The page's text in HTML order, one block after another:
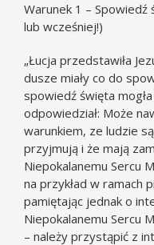
Warunek 1 –
lub wcześniej!)
„Łucja przedstawiła
dusze miały co do
spowiedź święta
odpowiedział: Może
warunkiem, ze ludzie
przyjmują i że mają
Niepokalanemu Sercu
na przykład w ramach
pamiętając jednak o
Niepokalanemu Sercu
– należy przystąpić z